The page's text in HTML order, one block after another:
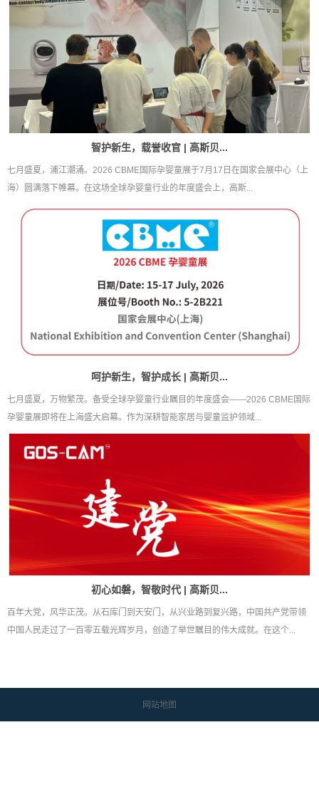
智护新生，载誉收官 | 高斯贝...
七月盛夏，浦江潮涌。2026 CBME国际孕婴童展于7月17日在国家会展中心（上
海）圆满落下帷幕。在这场全球孕婴童行业的年度盛会上，高斯...
呵护新生，智护成长 | 高斯贝...
七月盛夏，万物繁茂。备受全球孕婴童行业瞩目的年度盛会——2026 CBME国际
孕婴童展即将在上海盛大启幕。作为深耕智能家居与婴童监护领域...
初心如磐，智敬时代 | 高斯贝...
百年大党，风华正茂。从石库门到天安门，从兴业路到复兴路，中国共产党带领
中国人民走过了一百零五载光辉岁月，创造了举世瞩目的伟大成就。在这个...
网站地图